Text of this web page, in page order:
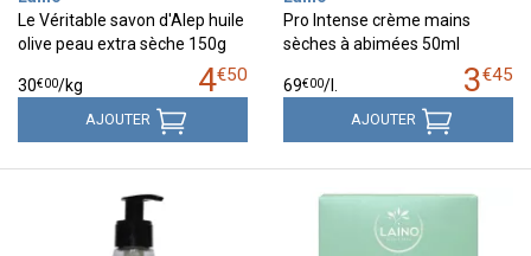
Le Véritable savon d'Alep huile
olive peau extra sèche 150g
4€50
30€00/kg
AJOUTER
Pro Intense crème mains
sèches à abimées 50ml
3€45
69€00/
AJOUTER